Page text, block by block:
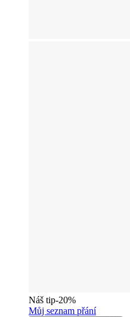
Náš tip-20%
Můj seznam přání